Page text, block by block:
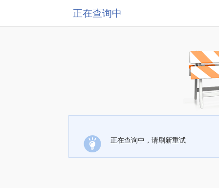
正在查询中
正在查询中，请刷新重试